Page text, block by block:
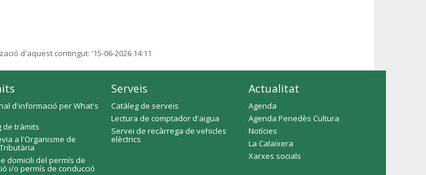
d'aquest contingut: '15-06-2026 14:11
d'informació per What's
de tràmits
a l'Organisme de
domicili del permís de
i/o permís de conducció
Serveis
Catàleg de serveis
Lectura de comptador d'aigua
Servei de recàrrega de vehicles
elèctrics
Actualitat
Agenda
Agenda Penedès Cultura
Notícies
La Calaixera
Xarxes socials